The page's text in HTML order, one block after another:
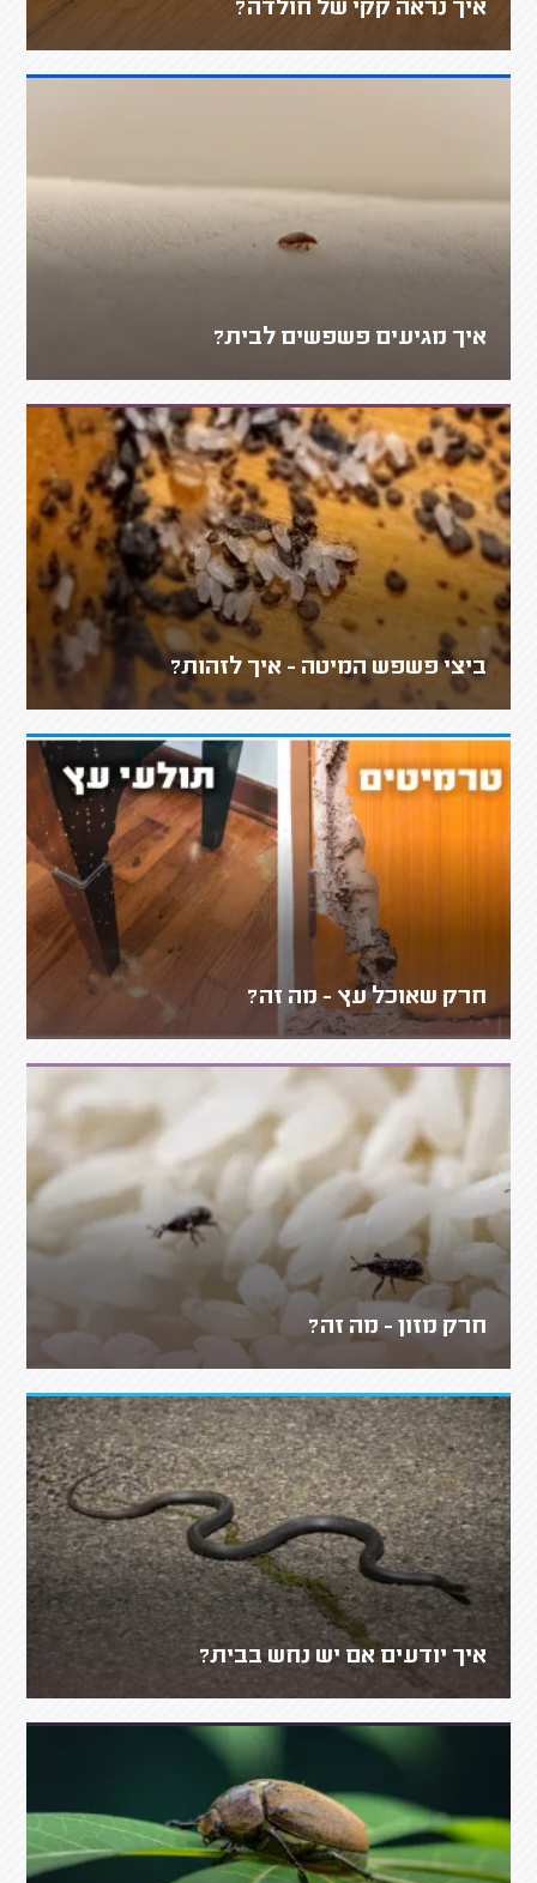
איך נראה קקי של חולדה?
איך מגיעים פשפשים לבית?
ביצי פשפש המיטה - איך לזהות?
חרק שאוכל עץ - מה זה?
חרק מזון - מה זה?
איך יודעים אם יש נחש בבית?